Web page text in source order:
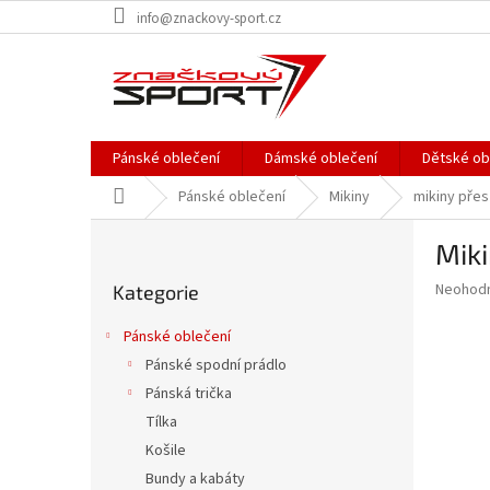
na
info@znackovy-sport.cz
Pánské oblečení Dámské oblečení Dětské
Domů Pánské oblečení Mikiny mikiny
kategorie
Kategorie
Pánské oblečení
Pánské spodní prádlo
Pánská trička
Tílka
Košile
Bundy a kabáty